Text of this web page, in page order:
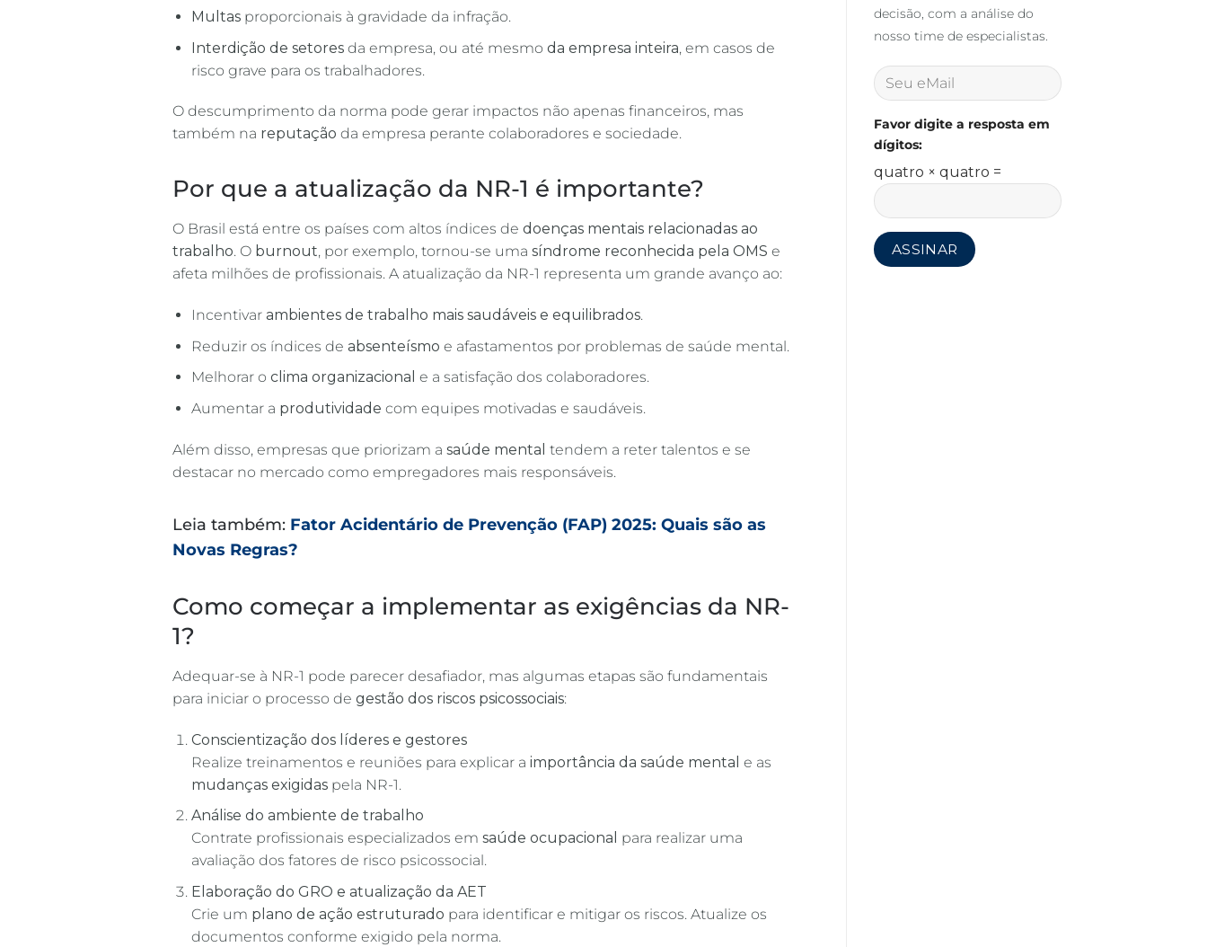
Multasproporcionais à gravidade da infração.
Interdição de setoresda empresa, ou até mesmo da empresa inteira, em casos de
risco grave para os trabalhadores.
O descumprimento da norma pode gerar impactos não apenas financeiros, mas
também na reputação da empresa perante colaboradores e sociedade.
Por que a atualização da NR-1 é importante?
O Brasil está entre os países com altos índices de doenças mentais relacionadas ao
trabalho. O burnout, por exemplo, tornou-se uma síndrome reconhecida pela OMS e
afeta milhões de profissionais. A atualização da NR-1 representa um grande avanço ao:
Incentivar ambientes de trabalho mais saudáveis e equilibrados.
Reduzir os índices de absenteísmo e afastamentos por problemas de saúde mental.
Melhorar o clima organizacional e a satisfação dos colaboradores.
Aumentar a produtividade com equipes motivadas e saudáveis.
Além disso, empresas que priorizam a saúde mental tendem a reter talentos e se
destacar no mercado como empregadores mais responsáveis.
Leia também: Fator Acidentário de Prevenção (FAP) 2025: Quais são as
Novas Regras?
Como começar a implementar as exigências da NR-
1?
Adequar-se à NR-1 pode parecer desafiador, mas algumas etapas são fundamentais
para iniciar o processo de gestão dos riscos psicossociais:
Conscientização dos líderes e gestores
Realize treinamentos e reuniões para explicar a importância da saúde mental e as
mudanças exigidaspela NR-1.
Análise do ambiente de trabalho
Contrate profissionais especializados em saúde ocupacional para realizar uma
avaliação dos fatores de risco psicossocial.
Elaboração do GRO e atualização da AET
Crie um plano de ação estruturado para identificar e mitigar os riscos. Atualize os
documentos conforme exigido pela norma.
decisão, com a análise do
nosso time de especialistas.
Favor digite a resposta em
dígitos:
quatro × quatro =